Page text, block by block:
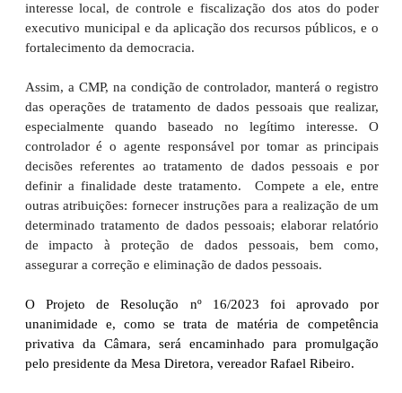
interesse local, de controle e fiscalização dos atos do poder
executivo municipal e da aplicação dos recursos públicos, e o
fortalecimento da democracia.
Assim, a CMP, na condição de controlador, manterá o registro
das operações de tratamento de dados pessoais que realizar,
especialmente quando baseado no legítimo interesse. O
controlador é o agente responsável por tomar as principais
decisões referentes ao tratamento de dados pessoais e por
definir a finalidade deste tratamento. Compete a ele, entre
outras atribuições: fornecer instruções para a realização de um
determinado tratamento de dados pessoais; elaborar relatório
de impacto à proteção de dados pessoais, bem como,
assegurar a correção e eliminação de dados pessoais.
O Projeto de Resolução nº 16/2023 foi aprovado por
unanimidade e, como se trata de matéria de competência
privativa da Câmara, será encaminhado para promulgação
pelo presidente da Mesa Diretora, vereador Rafael Ribeiro.